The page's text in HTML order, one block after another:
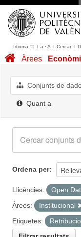
Idioma I a ·A I CercarI
Conjunts de dades
Quant a
Àrees
Conjunts de
Quant a
Ordena per
Llicències:
Open
Àrees:
Institucional
Etiquetes: